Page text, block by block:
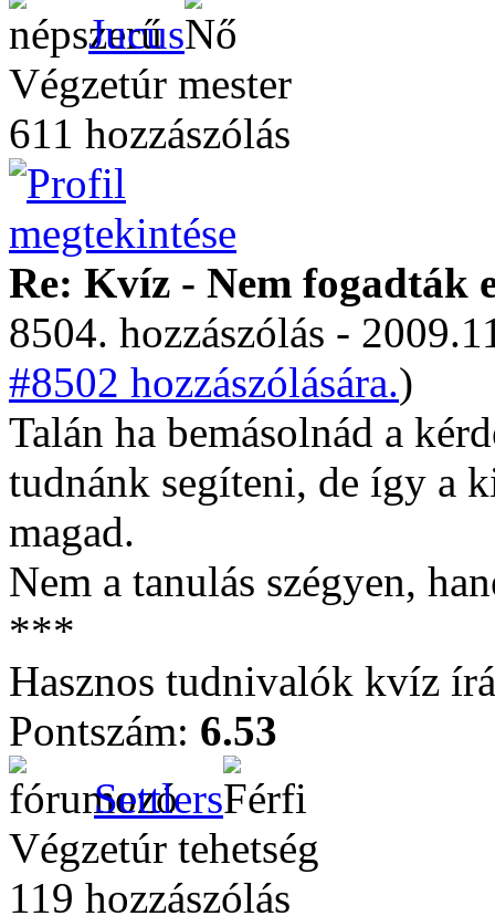
Jucus
Végzetúr mester
611 hozzászólás
Re: Kvíz - Nem fogadták
8504. hozzászólás -
#8502 hozzászólására.)
Talán ha bemásolnád a
tudnánk segíteni, de így a
magad.
Nem a tanulás szégyen,
***
Hasznos tudnivalók kvíz
Pontszám: 6.53
Settlers
Végzetúr tehetség
119 hozzászólás